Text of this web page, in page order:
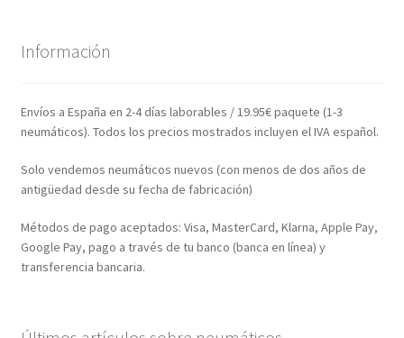
Información
Envíos a España en 2-4 días laborables / 19.95€ paquete (1-3
neumáticos). Todos los precios mostrados incluyen el IVA español.
Solo vendemos neumáticos nuevos (con menos de dos años de
antigüedad desde su fecha de fabricación)
Métodos de pago aceptados: Visa, MasterCard, Klarna, Apple Pay,
Google Pay, pago a través de tu banco (banca en línea) y
transferencia bancaria.